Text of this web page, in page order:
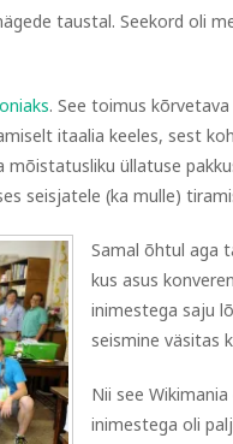
taustal. Seekord oli
. See toimus kõrvetava
itaalia keeles, sest
mõistatusliku üllatuse
seisjatele (ka mulle)
Samal õhtul aga
kus asus
inimestega saju
seismine väsitas
Nii see
inimestega oli